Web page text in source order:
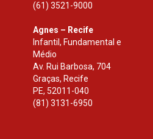
(61) 3521-9000
Agnes – Recife
Infantil, Fundamental e
Médio
Av. Rui Barbosa, 704
Graças, Recife
PE, 52011-040
(81) 3131-6950